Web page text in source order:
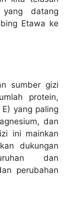
datang
Etawa ke
sumber gizi
protein,
yang paling
dan
ini mainkan
dukungan
dan
perubahan